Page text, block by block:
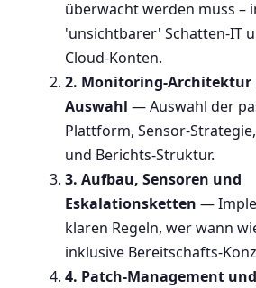
überwacht werden muss –
'unsichtbarer' Schatten-IT
Cloud-Konten.
2. Monitoring-Architektur
Auswahl — Auswahl der
Plattform, Sensor-
und Berichts-Struktur.
3. Aufbau, Sensoren und
Eskalationsketten —
klaren Regeln, wer wann
inklusive Bereitschafts-
4. Patch-Management